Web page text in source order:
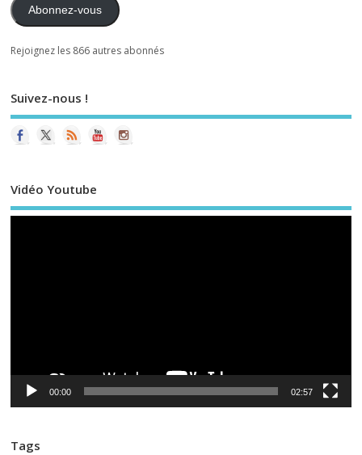
Abonnez-vous
Rejoignez les 866 autres abonnés
Suivez-nous !
Vidéo Youtube
00:00 02:57
Tags